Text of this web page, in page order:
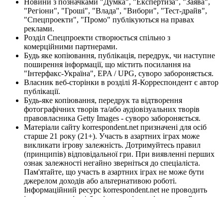
"Регіони", "Гроші", "Влада", "Вибори", "Тест-драйв",
"Спецпроекти", "Промо" публікуються на правах
реклами.
Розділ Спецпроекти створюється спільно з
комерційними партнерами.
Будь яке копіювання, публікація, передрук, чи наступне
поширення інформації, що містить посилання на
"Інтерфакс-Україна", EPA / UPG, суворо забороняється.
Власник веб-сторінки в розділі Я-Корреспондент є автор
публікації.
Будь-яке копіювання, передрук та відтворення
фотографічних творів та/або аудіовізуальних творів
правовласника Getty Images - суворо забороняється.
Матеріали сайту korrespondent.net призначені для осіб
старше 21 року (21+). Участь в азартних іграх може
викликати ігрову залежність. Дотримуйтесь правил
(принципів) відповідальної гри. При виявленні перших
ознак залежності негайно зверніться до спеціаліста.
Пам'ятайте, що участь в азартних іграх не може бути
джерелом доходів або альтернативою роботі.
Інформаційний ресурс korrespondent.net не проводить